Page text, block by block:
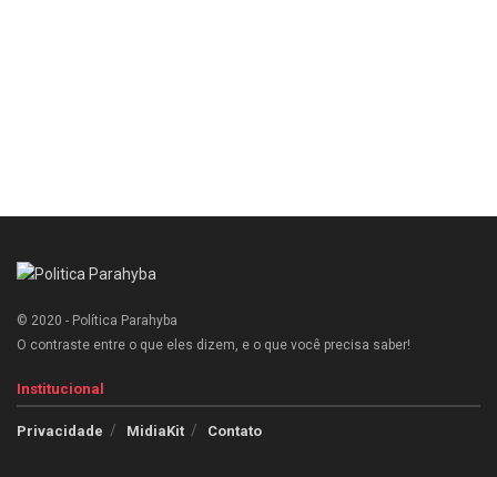
© 2020 - Política Parahyba
O contraste entre o que eles dizem, e o que você precisa saber!
Institucional
Privacidade MidiaKit Contato